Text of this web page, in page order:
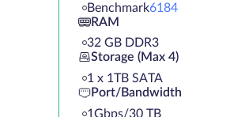
Benchmark6184
RAM
32 GB DDR3
Storage (Max 4)
1 х 1TB SATA
Port/Bandwidth
1Gbps/30 TB